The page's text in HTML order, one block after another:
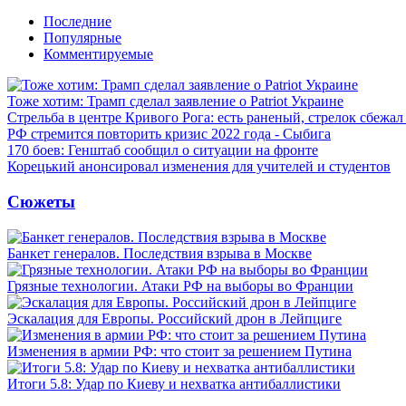
Последние
Популярные
Комментируемые
Тоже хотим: Трамп сделал заявление о Patriot Украине
Стрельба в центре Кривого Рога: есть раненый, стрелок
РФ стремится повторить кризис 2022 года - Сыбига
170 боев: Генштаб сообщил о ситуации на фронте
Корецький анонсировал изменения для учителей и студентов
Сюжеты
Банкет генералов. Последствия взрыва в Москве
Грязные технологии. Атаки РФ на выборы во Франции
Эскалация для Европы. Российский дрон в Лейпциге
Изменения в армии РФ: что стоит за решением Путина
Итоги 5.8: Удар по Киеву и нехватка антибаллистики